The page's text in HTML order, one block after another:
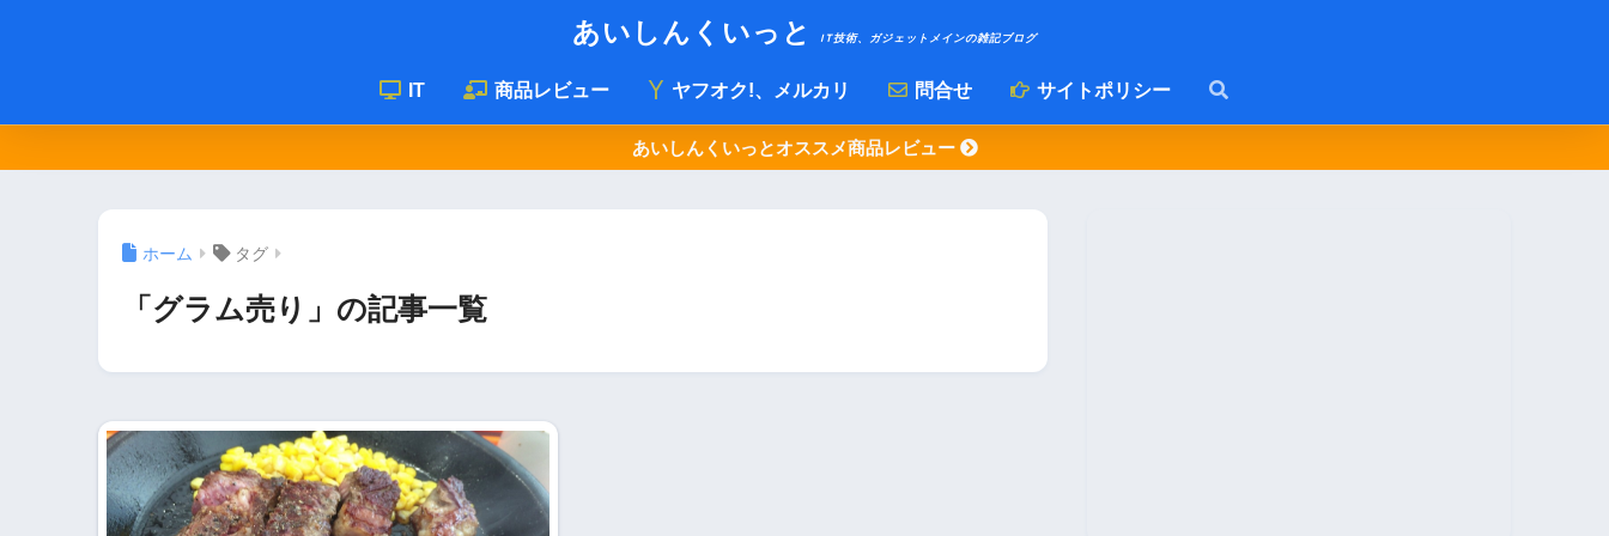
あいしんくいっと IT技術、ガジェットメインの雑記ブログ
IT 商品レビュー ヤフオク!、メルカリ 問合せ サイトポリシー
あいしんくいっとオススメ商品レビュー
ホーム タグ
「グラム売り」の記事一覧